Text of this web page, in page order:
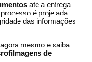
até a entrega
é projetada
das informações
mesmo e saiba
de